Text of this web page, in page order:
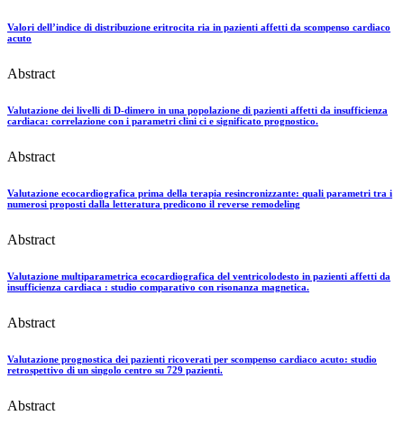
Valori dell’indice di distribuzione eritrocita ria in pazienti affetti da scompenso cardiaco
acuto
Abstract
Valutazione dei livelli di D-dimero in una popolazione di pazienti affetti da insufficienza
cardiaca: correlazione con i parametri clini ci e significato prognostico.
Abstract
Valutazione ecocardiografica prima della terapia resincronizzante: quali parametri tra i
numerosi proposti dalla letteratura predicono il reverse remodeling
Abstract
Valutazione multiparametrica ecocardiografica del ventricolodesto in pazienti affetti da
insufficienza cardiaca : studio comparativo con risonanza magnetica.
Abstract
Valutazione prognostica dei pazienti ricoverati per scompenso cardiaco acuto: studio
retrospettivo di un singolo centro su 729 pazienti.
Abstract